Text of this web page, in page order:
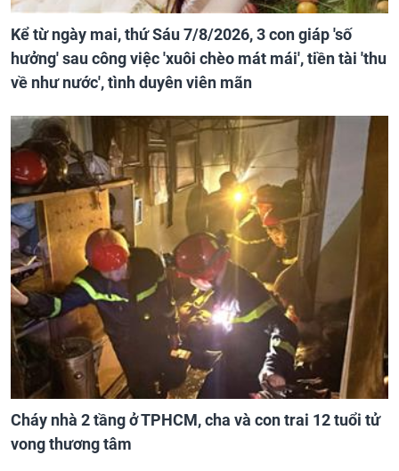
Kể từ ngày mai, thứ Sáu 7/8/2026, 3 con giáp 'số
hưởng' sau công việc 'xuôi chèo mát mái', tiền tài 'thu
về như nước', tình duyên viên mãn
Cháy nhà 2 tầng ở TPHCM, cha và con trai 12 tuổi tử
vong thương tâm